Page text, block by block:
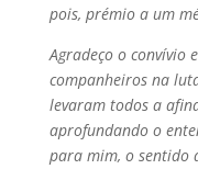
pois, prémio a um
Agradeço o convívio
companheiros na
levaram todos a
aprofundando o
para mim, o sentido